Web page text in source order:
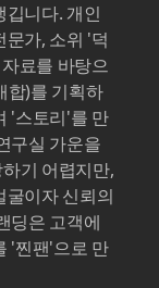
깁니다. 개인
가, 소위 '덕
료를 바탕으
합)를 기획하
'스토리'를 만
구실 가운을
기 어렵지만,
굴이자 신뢰의
딩은 고객에
'찐팬'으로 만